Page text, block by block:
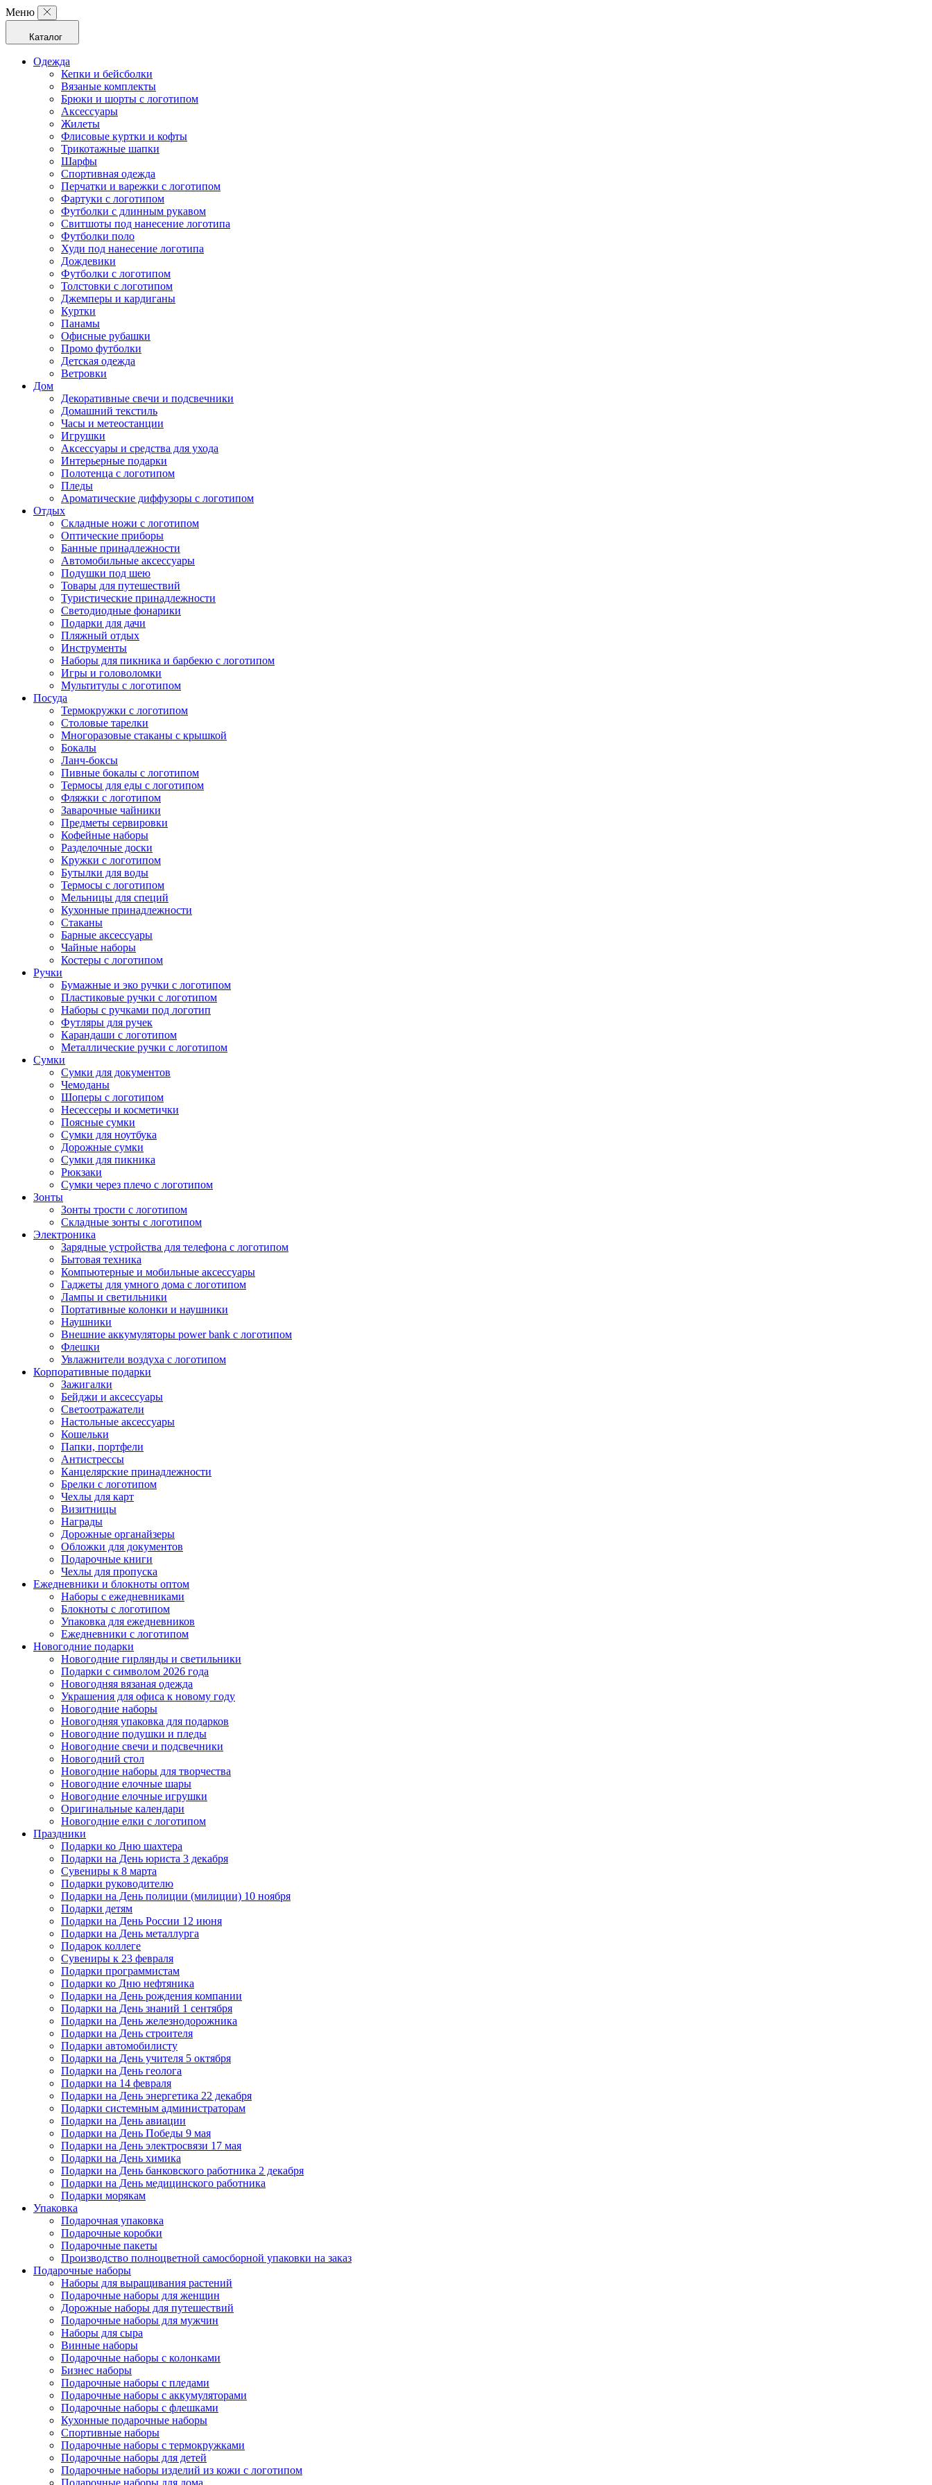
Меню
Каталог
Одежда
Кепки и бейсболки
Вязаные комплекты
Брюки и шорты с логотипом
Аксессуары
Жилеты
Флисовые куртки и кофты
Трикотажные шапки
Шарфы
Спортивная одежда
Перчатки и варежки с логотипом
Фартуки с логотипом
Футболки с длинным рукавом
Свитшоты под нанесение логотипа
Футболки поло
Худи под нанесение логотипа
Дождевики
Футболки с логотипом
Толстовки с логотипом
Джемперы и кардиганы
Куртки
Панамы
Офисные рубашки
Промо футболки
Детская одежда
Ветровки
Дом
Декоративные свечи и подсвечники
Домашний текстиль
Часы и метеостанции
Игрушки
Аксессуары и средства для ухода
Интерьерные подарки
Полотенца с логотипом
Пледы
Ароматические диффузоры с логотипом
Отдых
Складные ножи с логотипом
Оптические приборы
Банные принадлежности
Автомобильные аксессуары
Подушки под шею
Товары для путешествий
Туристические принадлежности
Светодиодные фонарики
Подарки для дачи
Пляжный отдых
Инструменты
Наборы для пикника и барбекю с логотипом
Игры и головоломки
Мультитулы с логотипом
Посуда
Термокружки с логотипом
Столовые тарелки
Многоразовые стаканы с крышкой
Бокалы
Ланч-боксы
Пивные бокалы с логотипом
Термосы для еды с логотипом
Фляжки с логотипом
Заварочные чайники
Предметы сервировки
Кофейные наборы
Разделочные доски
Кружки с логотипом
Бутылки для воды
Термосы с логотипом
Мельницы для специй
Кухонные принадлежности
Стаканы
Барные аксессуары
Чайные наборы
Костеры с логотипом
Ручки
Бумажные и эко ручки с логотипом
Пластиковые ручки с логотипом
Наборы с ручками под логотип
Футляры для ручек
Карандаши с логотипом
Металлические ручки с логотипом
Сумки
Сумки для документов
Чемоданы
Шоперы с логотипом
Несессеры и косметички
Поясные сумки
Сумки для ноутбука
Дорожные сумки
Сумки для пикника
Рюкзаки
Сумки через плечо с логотипом
Зонты
Зонты трости с логотипом
Складные зонты с логотипом
Электроника
Зарядные устройства для телефона с логотипом
Бытовая техника
Компьютерные и мобильные аксессуары
Гаджеты для умного дома с логотипом
Лампы и светильники
Портативные колонки и наушники
Наушники
Внешние аккумуляторы power bank с логотипом
Флешки
Увлажнители воздуха с логотипом
Корпоративные подарки
Зажигалки
Бейджи и аксессуары
Светоотражатели
Настольные аксессуары
Кошельки
Папки, портфели
Антистрессы
Канцелярские принадлежности
Брелки с логотипом
Чехлы для карт
Визитницы
Награды
Дорожные органайзеры
Обложки для документов
Подарочные книги
Чехлы для пропуска
Ежедневники и блокноты оптом
Наборы с ежедневниками
Блокноты с логотипом
Упаковка для ежедневников
Ежедневники с логотипом
Новогодние подарки
Новогодние гирлянды и светильники
Подарки с символом 2026 года
Новогодняя вязаная одежда
Украшения для офиса к новому году
Новогодние наборы
Новогодняя упаковка для подарков
Новогодние подушки и пледы
Новогодние свечи и подсвечники
Новогодний стол
Новогодние наборы для творчества
Новогодние елочные шары
Новогодние елочные игрушки
Оригинальные календари
Новогодние елки с логотипом
Праздники
Подарки ко Дню шахтера
Подарки на День юриста 3 декабря
Сувениры к 8 марта
Подарки руководителю
Подарки на День полиции (милиции) 10 ноября
Подарки детям
Подарки на День России 12 июня
Подарки на День металлурга
Подарок коллеге
Сувениры к 23 февраля
Подарки программистам
Подарки ко Дню нефтяника
Подарки на День рождения компании
Подарки на День знаний 1 сентября
Подарки на День железнодорожника
Подарки на День строителя
Подарки автомобилисту
Подарки на День учителя 5 октября
Подарки на День геолога
Подарки на 14 февраля
Подарки на День энергетика 22 декабря
Подарки системным администраторам
Подарки на День авиации
Подарки на День Победы 9 мая
Подарки на День электросвязи 17 мая
Подарки на День химика
Подарки на День банковского работника 2 декабря
Подарки на День медицинского работника
Подарки морякам
Упаковка
Подарочная упаковка
Подарочные коробки
Подарочные пакеты
Производство полноцветной самосборной упаковки на заказ
Подарочные наборы
Наборы для выращивания растений
Подарочные наборы для женщин
Дорожные наборы для путешествий
Подарочные наборы для мужчин
Наборы для сыра
Винные наборы
Подарочные наборы с колонками
Бизнес наборы
Подарочные наборы с пледами
Подарочные наборы с аккумуляторами
Подарочные наборы с флешками
Кухонные подарочные наборы
Спортивные наборы
Подарочные наборы с термокружками
Подарочные наборы для детей
Подарочные наборы изделий из кожи с логотипом
Подарочные наборы для дома